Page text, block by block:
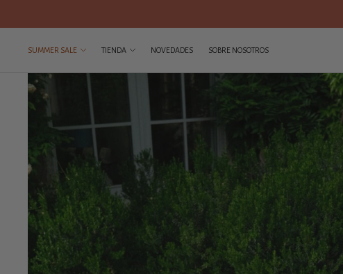
SUMMER SALE TIENDA NOVEDADES SOBRE NOSOTROS